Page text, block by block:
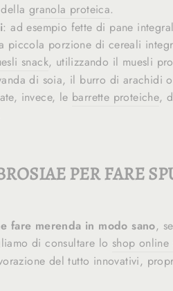
granola proteica.
: ad esempio fette di pane
piccola porzione di cereali
snack, utilizzando il muesli
di soia, il burro di arachidi
invece, le barrette proteiche,
PER FARE
fare merenda in modo sano,
di consultare lo shop
del tutto innovativi,